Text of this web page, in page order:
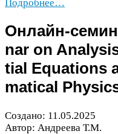
Подробнее…
Онлайн-​
nar on
tial Equa­tions
mat­i­cal
Создано: 11 .05.2025
Автор: Андреева Т.М.